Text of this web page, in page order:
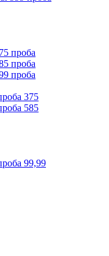
проба
проба
проба
375
585
99,99